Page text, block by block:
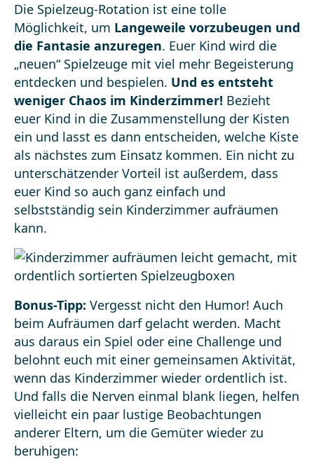
Die Spielzeug-Rotation ist eine tolle
Möglichkeit, um Langeweile vorzubeugen und
die Fantasie anzuregen. Euer Kind wird die
„neuen“ Spielzeuge mit viel mehr Begeisterung
entdecken und bespielen. Und es entsteht
weniger Chaos im Kinderzimmer! Bezieht
euer Kind in die Zusammenstellung der Kisten
ein und lasst es dann entscheiden, welche Kiste
als nächstes zum Einsatz kommen. Ein nicht zu
unterschätzender Vorteil ist außerdem, dass
euer Kind so auch ganz einfach und
selbstständig sein Kinderzimmer aufräumen
kann.
Bonus-Tipp: Vergesst nicht den Humor! Auch
beim Aufräumen darf gelacht werden. Macht
aus daraus ein Spiel oder eine Challenge und
belohnt euch mit einer gemeinsamen Aktivität,
wenn das Kinderzimmer wieder ordentlich ist.
Und falls die Nerven einmal blank liegen, helfen
vielleicht ein paar lustige Beobachtungen
anderer Eltern, um die Gemüter wieder zu
beruhigen: